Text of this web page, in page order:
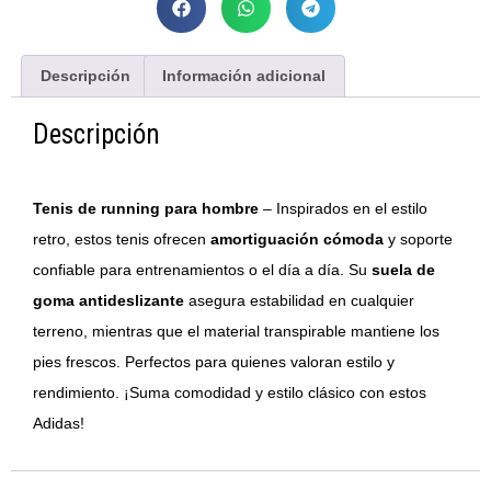
Descripción Información adicional
Descripción
Tenis de running para hombre – Inspirados en el estilo
retro, estos tenis ofrecen amortiguación cómoda y soporte
confiable para entrenamientos o el día a día. Su suela de
goma antideslizante asegura estabilidad en cualquier
terreno, mientras que el material transpirable mantiene los
pies frescos. Perfectos para quienes valoran estilo y
rendimiento. ¡Suma comodidad y estilo clásico con estos
Adidas!